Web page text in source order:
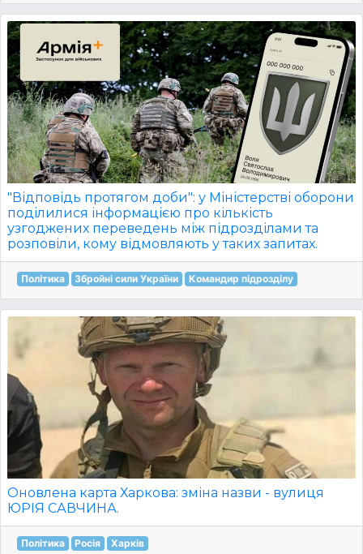
"Відповідь протягом доби": у Міністерстві оборони
поділилися інформацією про кількість
узгоджених переведень між підрозділами та
розповіли, кому відмовляють у таких запитах.
Політика Збройні сили України Командир підрозділу
Оновлена карта Харкова: зміна назви - вулиця
ЮРІЯ САВЧИНА.
Політика Росія Харків